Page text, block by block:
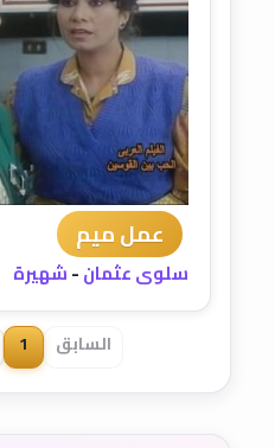
عمل ميم
سلوى عثمان-شهيرة
السابق 1